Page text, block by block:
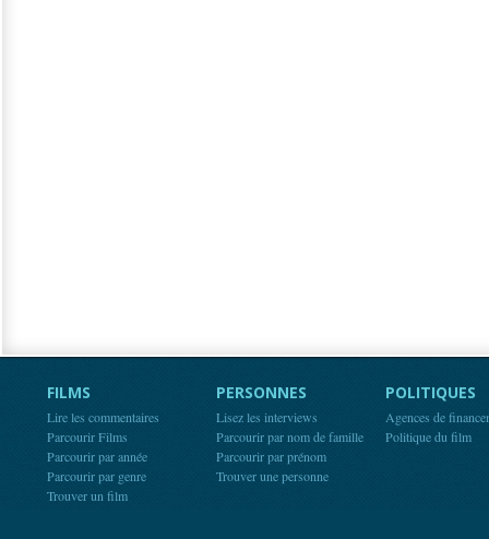
FILMS
Lire les commentaires
Parcourir Films
Parcourir par année
Parcourir par genre
Trouver un film
PERSONNES
Lisez les interviews
Parcourir par nom de famille
Parcourir par prénom
Trouver une personne
POLITIQUES
Agences de
Politique du film